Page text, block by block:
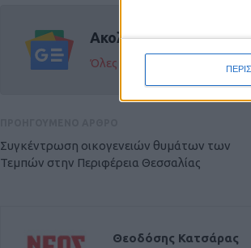
Ακολούθησε την
Όλες οι εξελίξεις στην
Συγκέντρωση οικογενειών θυμάτων των
Τεμπών στην Περιφέρεια Θεσσαλίας
Θεοδόσης Κατσάρας